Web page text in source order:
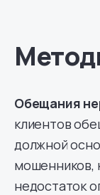
Обещания
клиентов
должной
мошенников,
недостаток